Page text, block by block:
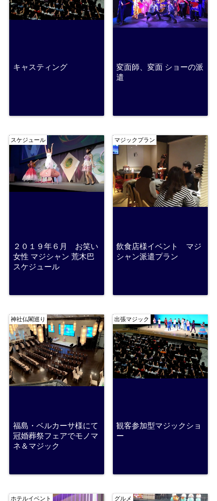
キャスティング
変面師、変面 ショーの派
遣
スケジュール
２０１９年６月 お笑い
女性 マジシャン 荒木巴
スケジュール
マジックプラン
飲食店様イベント マジ
シャン派遣プラン
神社仏閣巡り
福島・ベルカーサ様にて
冠婚葬祭フェアでモノマ
ネ＆マジック
出張マジック
観客参加型マジックショ
ー
ホテルイベント グルメ